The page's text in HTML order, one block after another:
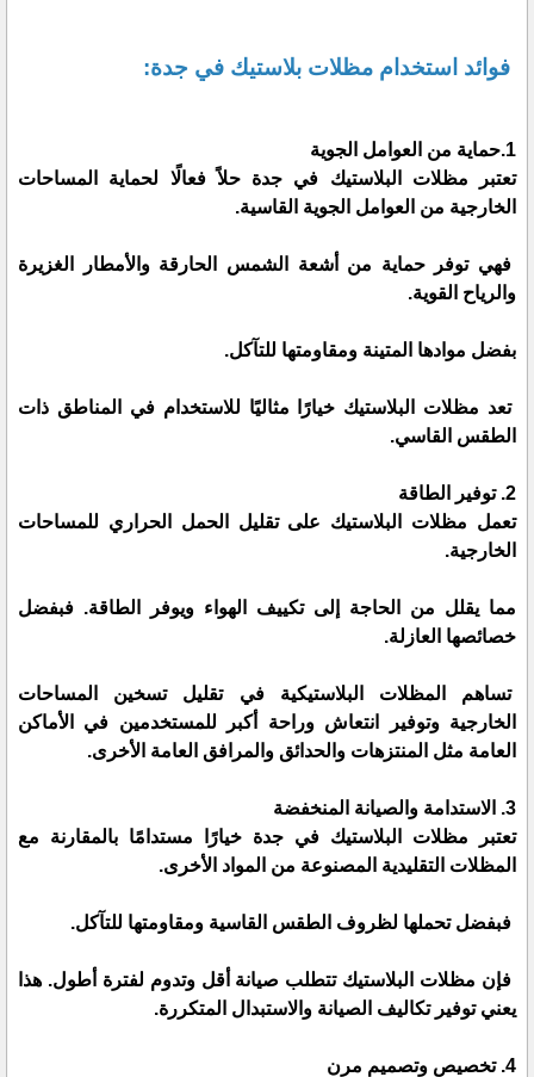
فوائد استخدام مظلات بلاستيك في جدة:
1.حماية من العوامل الجوية
تعتبر مظلات البلاستيك في جدة حلاً فعالًا لحماية المساحات
الخارجية من العوامل الجوية القاسية.
فهي توفر حماية من أشعة الشمس الحارقة والأمطار الغزيرة
والرياح القوية.
بفضل موادها المتينة ومقاومتها للتآكل.
تعد مظلات البلاستيك خيارًا مثاليًا للاستخدام في المناطق ذات
الطقس القاسي.
2. توفير الطاقة
تعمل مظلات البلاستيك على تقليل الحمل الحراري للمساحات
الخارجية.
مما يقلل من الحاجة إلى تكييف الهواء ويوفر الطاقة. فبفضل
خصائصها العازلة.
تساهم المظلات البلاستيكية في تقليل تسخين المساحات
الخارجية وتوفير انتعاش وراحة أكبر للمستخدمين في الأماكن
العامة مثل المنتزهات والحدائق والمرافق العامة الأخرى.
3. الاستدامة والصيانة المنخفضة
تعتبر مظلات البلاستيك في جدة خيارًا مستدامًا بالمقارنة مع
المظلات التقليدية المصنوعة من المواد الأخرى.
فبفضل تحملها لظروف الطقس القاسية ومقاومتها للتآكل.
فإن مظلات البلاستيك تتطلب صيانة أقل وتدوم لفترة أطول. هذا
يعني توفير تكاليف الصيانة والاستبدال المتكررة.
4. تخصيص وتصميم مرن